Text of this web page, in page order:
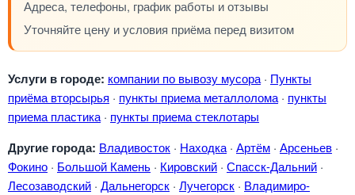
Адреса, телефоны, график работы и отзывы
Уточняйте цену и условия приёма перед визитом
Услуги в городе: компании по вывозу мусора · Пункты
приёма вторсырья · пункты приема металлолома · пункты
приема пластика · пункты приема стеклотары
Другие города: Владивосток · Находка · Артём · Арсеньев ·
Фокино · Большой Камень · Кировский · Спасск-Дальний ·
Лесозаводский · Дальнегорск · Лучегорск · Владимиро-